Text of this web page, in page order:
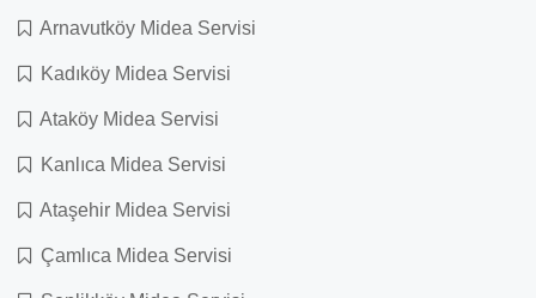
Arnavutköy Midea Servisi
Kadıköy Midea Servisi
Ataköy Midea Servisi
Kanlıca Midea Servisi
Ataşehir Midea Servisi
Çamlıca Midea Servisi